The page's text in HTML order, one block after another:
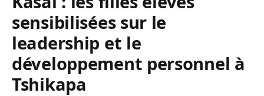
sensibilisées sur le
leadership et le
développement personnel à
Tshikapa